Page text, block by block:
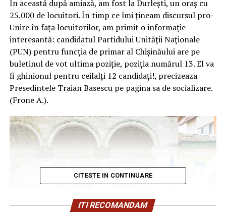
În această după amiază, am fost la Durleşti, un oraş cu
25.000 de locuitori. În timp ce îmi ţineam discursul pro-
Unire în faţa locuitorilor, am primit o informaţie
interesantă: candidatul Partidului Unităţii Naţionale
(PUN) pentru funcţia de primar al Chişinăului are pe
buletinul de vot ultima poziţie, poziţia numărul 13. El va
fi ghinionul pentru ceilalţi 12 candidaţi!, precizeaza
Presedintele Traian Basescu pe pagina sa de socializare.
(Frone A.).
CITESTE IN CONTINUARE
ITI RECOMANDAM